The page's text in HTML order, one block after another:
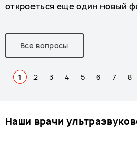
откроеться еще один новый
Все вопросы
1 2 3 4 5 6 7 8
наши врачи